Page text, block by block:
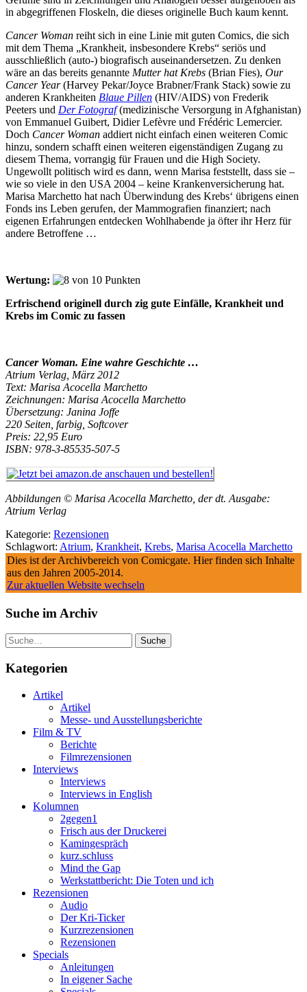
in abgegriffenen Floskeln, die dieses originelle Buch kaum kennt.
Cancer Woman reiht sich in eine Linie mit guten Comics, die sich
mit dem Thema „Krankheit, insbesondere Krebs“ seriös und
ausschließlich (auto-) biografisch auseinandersetzen. Zu denken
wäre an das bereits genannte Mutter hat Krebs (Brian Fies), Our
Cancer Year(Harvey Pekar/Joyce Brabner/Frank Stack) sowie zu
anderen Krankheiten Blaue Pillen (HIV/AIDS) von Frederik
Peeters und Der Fotograf(medizinische Versorgung in Afghanistan)
von Emmanuel Guibert, Didier Lefèvre und Frédéric Lemercier.
Doch Cancer Woman addiert nicht einfach einen weiteren Comic
hinzu, sondern schafft einen weiteren eigenständigen Zugang zu
diesem Thema, vorrangig für Frauen und die High Society.
Ungewollt politisch wird es dann, wenn Marisa feststellt, dass sie –
wie so viele in den USA 2004 – keine Krankenversicherung hat.
Marisa Marchetto hat nach Überwindung des Krebs‘ übrigens einen
Fonds ins Leben gerufen, der Mammografien finanziert; nach
eigenen Erfahrungen entdecken Wohlhabende ja öfter ihr Herz für
andere Betroffene …
Wertung:
Erfrischend originell durch zig gute Einfälle, Krankheit und
Krebs im Comic zu fassen
Cancer Woman. Eine wahre Geschichte …
Atrium Verlag, März 2012
Text: Marisa Acocella Marchetto
Zeichnungen: Marisa Acocella Marchetto
Übersetzung: Janina Joffe
220 Seiten, farbig, Softcover
Preis: 22,95 Euro
ISBN: 978-3-85535-507-5
Abbildungen © Marisa Acocella Marchetto , der dt. Ausgabe:
Atrium Verlag
Kategorie: Rezensionen
Schlagwort: Atrium, Krankheit, Krebs, Marisa Acocella Marchetto
Dies ist der Archivbereich von Comicgate. Hier finden sich Inhalte
aus den Jahren 2005-2014.
Zur aktuellen Website wechseln
Suche im Archiv
Suche
Kategorien
Artikel
Artikel
Messe- und Ausstellungsberichte
Film & TV
Berichte
Filmrezensionen
Interviews
Interviews
Interviews in English
Kolumnen
2gegen1
Frisch aus der Druckerei
Kamingespräch
kurz.schluss
Mind the Gap
Werkstattbericht: Die Toten und ich
Rezensionen
Audio
Der Kri-Ticker
Kurzrezensionen
Rezensionen
Specials
Anleitungen
In eigener Sache